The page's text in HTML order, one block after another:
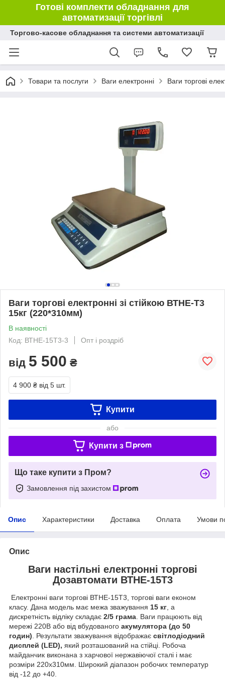
Готові комплекти обладнання для
автоматизації торгівлі
Торгово-касове обладнання та системи автоматизації
Товари та послуги Ваги електронні Ваги торгові
Ваги торгові електронні зі стійкою ВТНЕ-Т3
15кг (220*310мм)
В наявності
Код: ВТНЕ-15Т3-3
Опт і роздріб
від 5 500 ₴
4 900 ₴ від 5 шт.
Купити
або
Купити з
Що таке купити з Пром?
Замовлення під захистом
Опис Характеристики Доставка Оплата Умови
Опис
Ваги настільні електронні торгові
Дозавтомати ВТНЕ-15Т3
Електронні ваги торгові ВТНЕ-15Т3, торгові ваги економ
класу. Дана модель має межа зважування 15 кг, а
дискретність відліку складає 2/5 грама. Ваги працюють від
мережі 220В або від вбудованого акумулятора (до 50
годин). Результати зважування відображає світлодіодний
дисплей (LED), який розташований на стійці. Робоча
майданчик виконана з харчової нержавіючої сталі і має
розміри 220х310мм. Широкий діапазон робочих температур
від -12 до +40.